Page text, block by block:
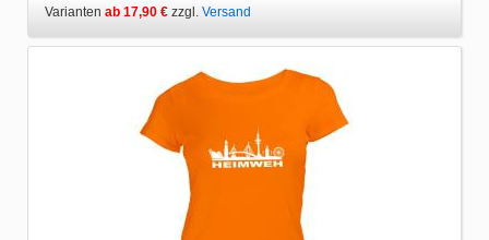
Varianten ab 17,90 € zzgl. Versand